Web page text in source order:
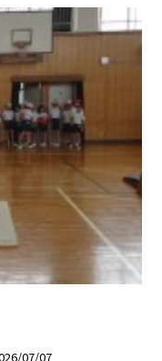
07/07